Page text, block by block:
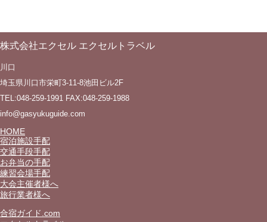
株式会社エクセル エクセルトラベル
川口
埼玉県川口市栄町3-11-8池田ビル2F
TEL:048-259-1991 FAX:048-259-1988
info@gasyukuguide.com
HOME
宿泊施設手配
交通手段手配
お弁当の手配
練習会場手配
大会主催者様へ
旅行業者様へ
合宿ガイド.com